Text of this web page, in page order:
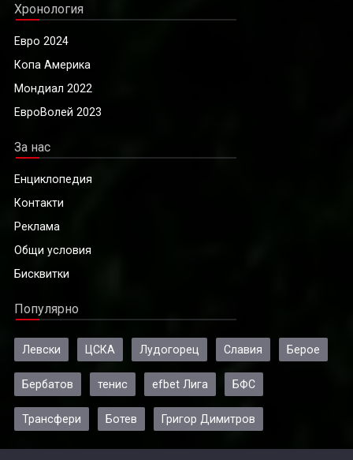
Хронология
Евро 2024
Копа Америка
Мондиал 2022
ЕвроВолей 2023
За нас
Енциклопедия
Контакти
Реклама
Общи условия
Бисквитки
Популярно
Левски ЦСКА Лудогорец Славия Берое
Бербатов тенис efbet Лига БФС
Трансфери Ботев Григор Димитров